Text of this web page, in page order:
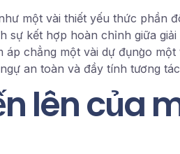
một vài thiết yếu thức
sự kết hợp hoàn chỉnh giữa
chẳng một vài dự đụng̀o
an toàn và đầy tính tương
lên của